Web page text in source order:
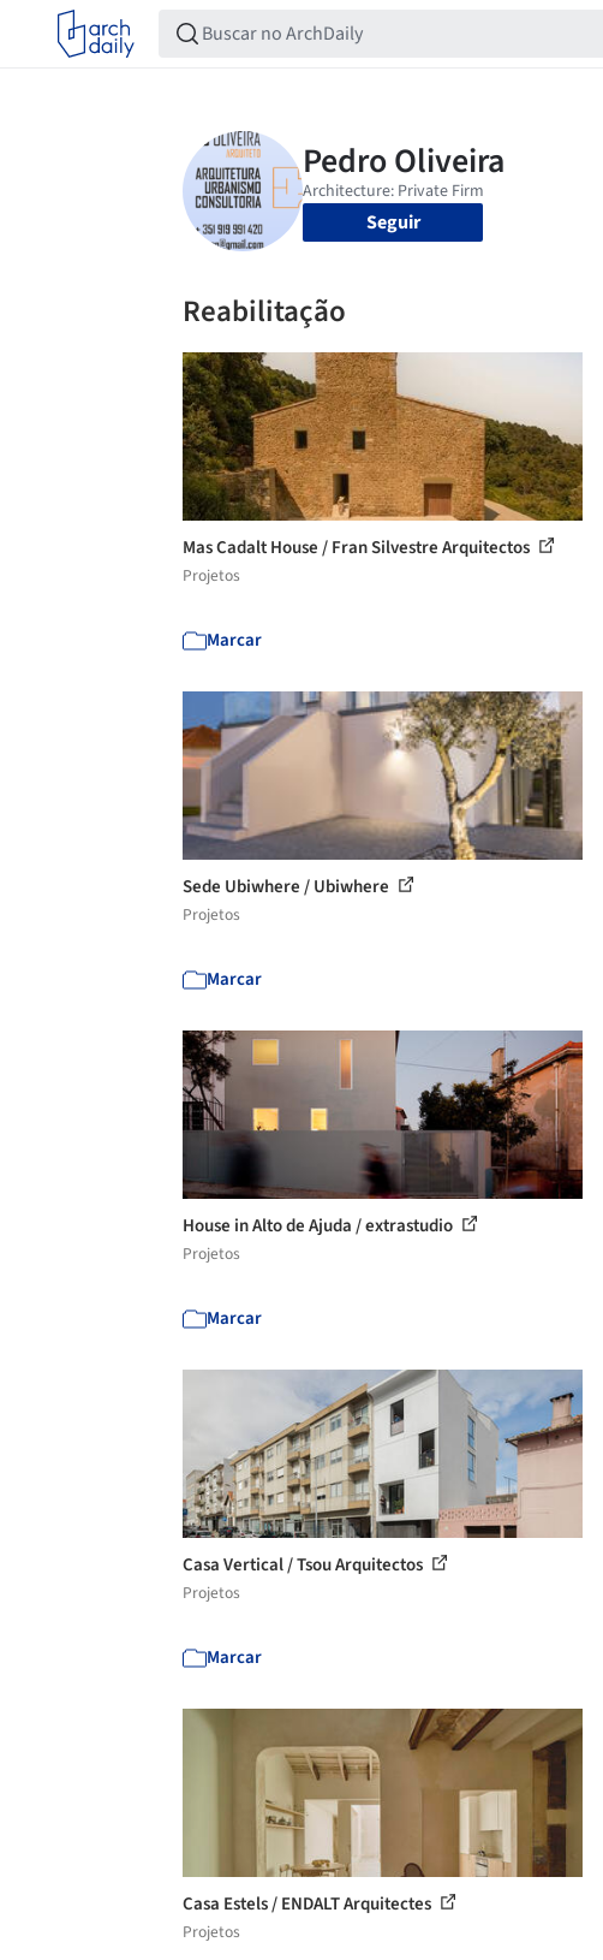
Seguir
Reabilitação
Mas Cadalt House / Fran Silvestre Arquitectos
Projetos
Marcar
Sede Ubiwhere / Ubiwhere
Projetos
Marcar
House in Alto de Ajuda / extrastudio
Projetos
Marcar
Casa Vertical / Tsou Arquitectos
Projetos
Marcar
Casa Estels / ENDALT Arquitectes
Projetos